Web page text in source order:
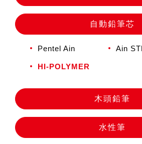
自動鉛
自動鉛筆芯
Pentel Ain Ain
HI-POLYMER
木頭鉛筆
水性筆